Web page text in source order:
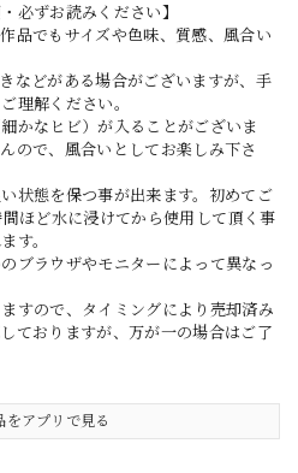
必ずお読みください】
品でもサイズや色味、質感、風合い
などがある場合がございますが、手
理解ください。
かなヒビ）が入ることがございま
ので、風合いとしてお楽しみ下さ
状態を保つ事が出来ます。初めてご
ほど水に浸けてから使用して頂く事
す。
ブラウザやモニターによって異なっ
すので、タイミングにより売却済み
ておりますが、万が一の場合はご了
をアプリで見る